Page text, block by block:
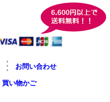
お問い合わせ
買い物かご